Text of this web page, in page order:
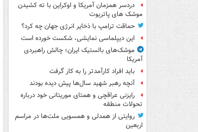
دردسر همزمان آمریکا و اوکراین با ته کشیدن
موشک های پاتریوت
حماقت ترامپ با ذخایر انرژی جهان چه کرد؟
این دیپلماسی نمایشی، شکست خورده است
موشک‌های بالستیک ایران؛ چالش راهبردی
آمریکا
باید افراد کارآمدتر را به کار گرفت
آنچه رهبر شهید سال‌ها پیش دیده بودند
رایزنی عراقچی و همتای موریتانی خود درباره
تحولات منطقه
روایتی از همدلی و همسویی ملت‌ها در مراسم
اربعین